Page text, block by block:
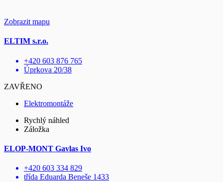
Zobrazit mapu
ELTIM s.r.o.
+420 603 876 765
Úprkova 20/38
ZAVŘENO
Elektromontáže
Rychlý náhled
Záložka
ELOP-MONT Gavlas Ivo
+420 603 334 829
třída Eduarda Beneše 1433